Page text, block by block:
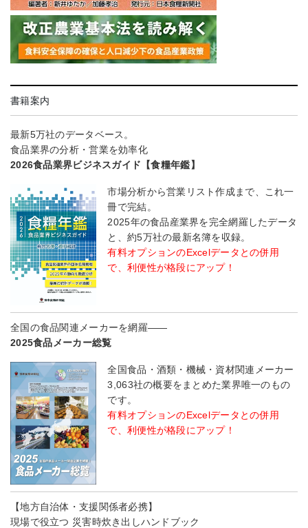
書籍案内
最新5万社のデータベース。
食品業界の分析・営業を効率化
2026食品業界ビジネスガイド【食糧年鑑】
市場分析から営業リスト作成まで、これ一
冊で完結。
2025年の食品産業界を完全網羅したデータ
と、約5万社の最新名簿を収録。
有料オプションのExcelデータとの併用
で、利便性が格段にアップ！
全国の食品関連メーカーを網羅――
2025食品メーカー総覧
全国食品・酒類・機械・資材関連メーカー
3,063社の概要をまとめた業界唯一のもの
です。
有料オプションのExcelデータとの併用
で、利便性が格段にアップ！
【地方自治体・支援関係者必携】
現場で役立つ 災害時炊き出しハンドブック